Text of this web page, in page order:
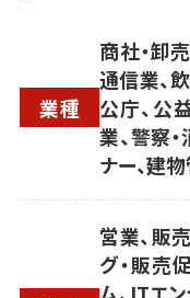
業種
商社・卸
通信業、
公庁、公
業、警察
ナー、建
営業、販
グ・販売